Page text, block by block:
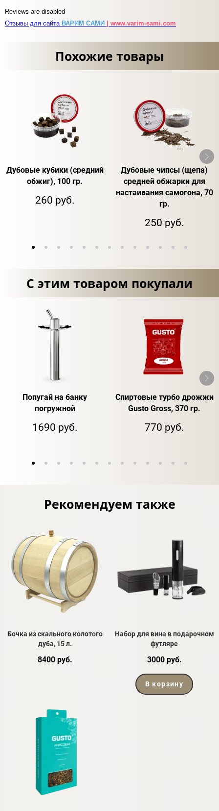
Reviews are disabled
Отзывы для сайта ВАРИМ САМИ | www.varim-sami.com
Похожие товары
Дубовые кубики (средний
обжиг), 100 гр.
260 руб.
Дубовые чипсы (щепа)
средней обжарки для
настаивания самогона, 70
гр.
250 руб.
С этим товаром покупали
Попугай на банку
погружной
1690 руб.
Спиртовые турбо дрожжи
Gusto Gross, 370 гр.
770 руб.
Рекомендуем также
Бочка из скального колотого
дуба, 15 л.
8400 руб.
Набор для вина в подарочном
футляре
3000 руб.
В корзину